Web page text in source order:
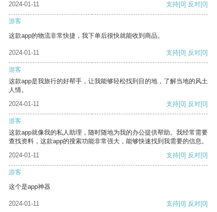
2024-01-11
支持[0] 反对[0]
游客
这款app的物流非常快捷，我下单后很快就能收到商品。
2024-01-11 支持[0] 反对[0]
游客
这款app是我旅行的好帮手，让我能够轻松找到目的地，了解当地的风土
人情。
2024-01-11
支持[0] 反对[0]
游客
这款app就像我的私人助理，随时随地为我的办公提供帮助。我经常需要
查找资料，这款app的搜索功能非常强大，能够快速找到我需要的信息。
2024-01-11
支持[0] 反对[0]
游客
这个是app神器
2024-01-11 支持[0] 反对[0]